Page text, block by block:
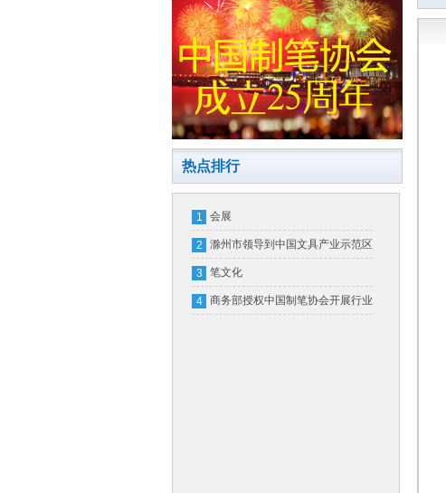
热点排行
1 会展
2 滁州市领导到中国文具产业示范区
实地调研
3 笔文化
4 商务部授权中国制笔协会开展行业